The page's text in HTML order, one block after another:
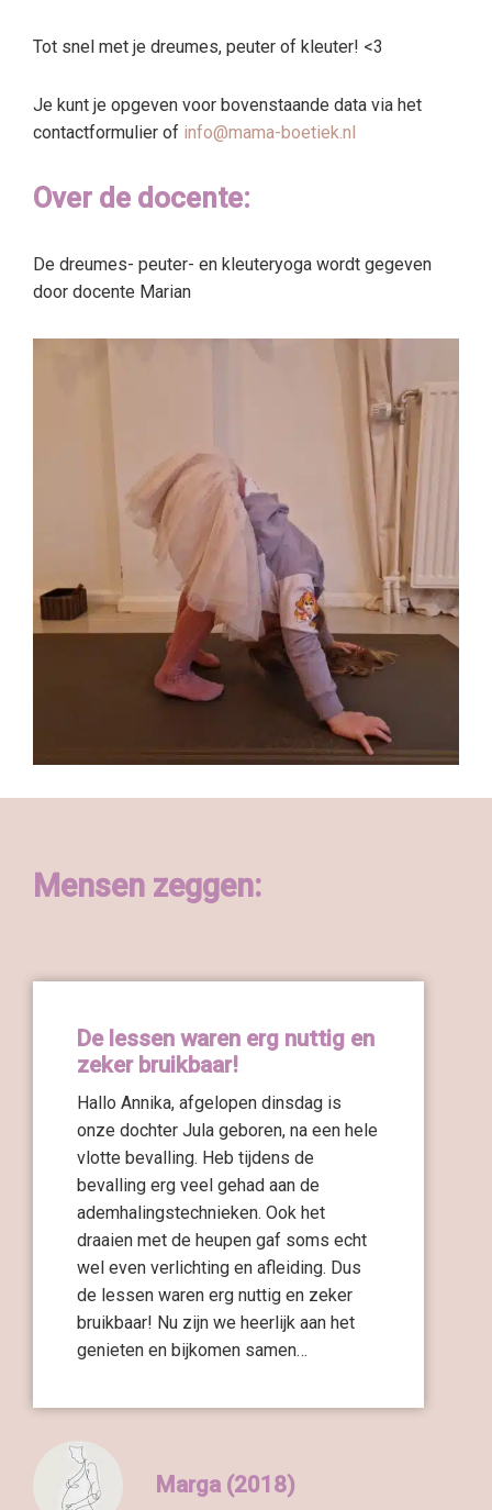
Tot snel met je dreumes, peuter of kleuter! <3
Je kunt je opgeven voor bovenstaande data via het
contactformulier of info@mama-boetiek.nl
Over de docente:
De dreumes- peuter- en kleuteryoga wordt gegeven
door docente Marian
Mensen zeggen:
De lessen waren erg nuttig en
zeker bruikbaar!
Hallo Annika, afgelopen dinsdag is
onze dochter Jula geboren, na een hele
vlotte bevalling. Heb tijdens de
bevalling erg veel gehad aan de
ademhalingstechnieken. Ook het
draaien met de heupen gaf soms echt
wel even verlichting en afleiding. Dus
de lessen waren erg nuttig en zeker
bruikbaar! Nu zijn we heerlijk aan het
genieten en bijkomen samen…
Marga (2018)